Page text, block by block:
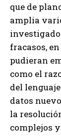
que de
amplia
fracasos,
pudieran
como el
del
datos
la
complejos